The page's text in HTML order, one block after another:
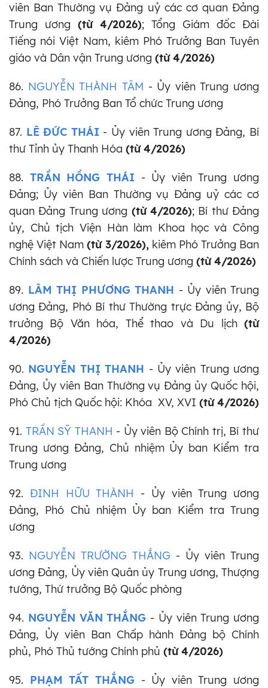
viên Ban Thường vụ Đảng uỷ các cơ quan Đảng
Trung ương (từ 4/2026); Tổng Giám đốc Đài
Tiếng nói Việt Nam, kiêm Phó Trưởng Ban Tuyên
giáo và Dân vận Trung ương (từ 4/2026)
86. NGUYỄN THÀNH TÂM - Ủy viên Trung ương
Đảng, Phó Trưởng Ban Tổ chức Trung ương
87. LÊ ĐỨC THÁI - Ủy viên Trung ương Đảng, Bí
thư Tỉnh ủy Thanh Hóa (từ 4/2026)
88. TRẦN HỒNG THÁI - Ủy viên Trung ương
Đảng; Ủy viên Ban Thường vụ Đảng uỷ các cơ
quan Đảng Trung ương (từ 4/2026); Bí thư Đảng
ủy, Chủ tịch Viện Hàn làm Khoa học và Công
nghệ Việt Nam(từ 3/2026), kiêm Phó Trưởng Ban
Chính sách và Chiến lược Trung ương (từ 4/2026)
89. LÂM THỊ PHƯƠNG THANH - Ủy viên Trung
ương Đảng, Phó Bí thư Thường trực Đảng ủy, Bộ
trưởng Bộ Văn hóa, Thể thao và Du lịch (từ
4/2026)
90. NGUYỄN THỊ THANH - Ủy viên Trung ương
Đảng, Ủy viên Ban Thường vụ Đảng ủy Quốc hội,
Phó Chủ tịch Quốc hội: Khóa XV, XVI (từ 4/2026)
91. TRẦN SỸ THANH - Ủy viên Bộ Chính trị, Bí thư
Trung ương Đảng, Chủ nhiệm Ủy ban Kiểm tra
Trung ương
92. ĐINH HỮU THÀNH - Ủy viên Trung ương
Đảng, Phó Chủ nhiệm Ủy ban Kiểm tra Trung
ương
93. NGUYỄN TRƯỜNG THẮNG - Ủy viên Trung
ương Đảng, Ủy viên Quân ủy Trung ương, Thượng
tướng, Thứ trưởng Bộ Quốc phòng
94. NGUYỄN VĂN THẮNG - Ủy viên Trung ương
Đảng, Ủy viên Ban Chấp hành Đảng bộ Chính
phủ, Phó Thủ tướng Chính phủ (từ 4/2026)
95. PHẠM TẤT THẮNG- Ủy viên Trung ương